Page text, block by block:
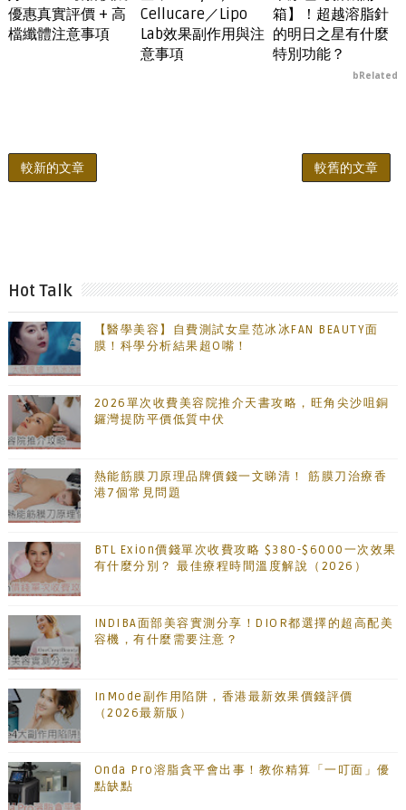
優惠真實評價 + 高
檔纖體注意事項
Cellucare／Lipo
Lab效果副作用與注
意事項
箱】！超越溶脂針
的明日之星有什麼
特別功能？
bRelated
較新的文章 較舊的文章
Hot Talk
【醫學美容】自費測試女皇范冰冰FAN BEAUTY面
膜！科學分析結果超O嘴！
2026單次收費美容院推介天書攻略，旺角尖沙咀銅
鑼灣提防平價低質中伏
熱能筋膜刀原理品牌價錢一文睇清！ 筋膜刀治療香
港7個常見問題
BTL Exion價錢單次收費攻略 $380-$6000一次效果
有什麼分別？ 最佳療程時間溫度解說（2026）
INDIBA面部美容實測分享！DIOR都選擇的超高配美
容機，有什麼需要注意？
InMode副作用陷阱，香港最新效果價錢評價
（2026最新版）
Onda Pro溶脂貪平會出事！教你精算「一叮面」優
點缺點